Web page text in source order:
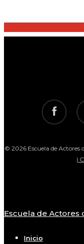
facebook
© 2026 Escuela de Actores
|
Close
Escuela de Actores
Inicio